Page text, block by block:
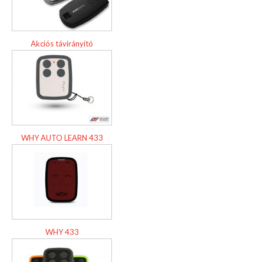
Akciós távirányító
WHY AUTO LEARN 433
WHY 433